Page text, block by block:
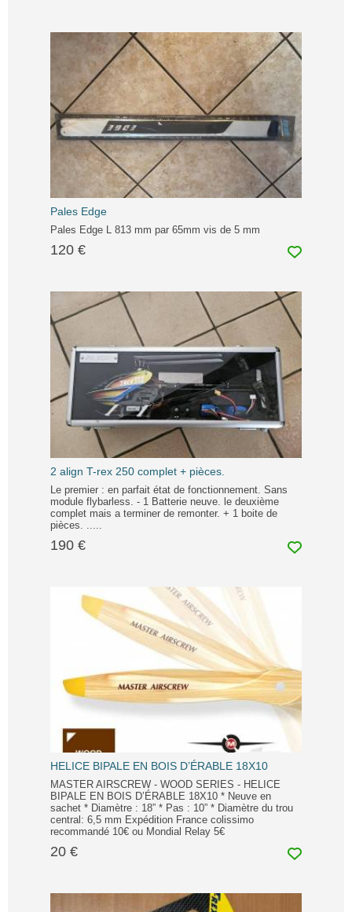
Pales Edge
Pales Edge L 813 mm par 65mm vis de 5 mm
120 €
2 align T-rex 250 complet + pièces.
Le premier : en parfait état de fonctionnement. Sans
module flybarless. - 1 Batterie neuve. le deuxième
complet mais a terminer de remonter. + 1 boite de
pièces. .....
190 €
HELICE BIPALE EN BOIS D’ÉRABLE 18X10
MASTER AIRSCREW - WOOD SERIES - HELICE
BIPALE EN BOIS D’ÉRABLE 18X10 * Neuve en
sachet * Diamètre : 18” * Pas : 10” * Diamètre du trou
central: 6,5 mm Expédition France colissimo
recommandé 10€ ou Mondial Relay 5€
20 €